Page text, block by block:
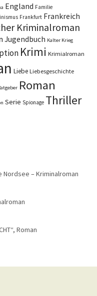
England Familie
Frankfurt Frankreich
Kriminalroman
Jugendbuch Kalter Krieg
Krimi Krimialroman
Liebe Liebesgeschichte
Roman
Serie Spionage Thriller
– Kriminalroman
Roman